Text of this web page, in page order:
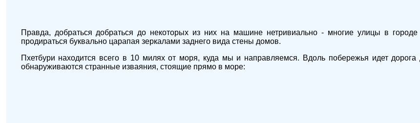
Правда, добраться добраться до некоторых из них на машине нетривиально - многие улицы в
продираться буквально царапая зеркалами заднего вида стены домов.
Пхетбури находится всего в 10 милях от моря, куда мы и направляемся. Вдоль побережья идет
обнаруживаются странные изваяния, стоящие прямо в море: